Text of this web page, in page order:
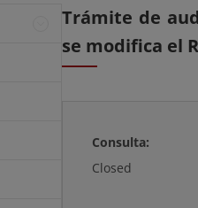
Trámite de
se modifica el
Consulta:
Closed